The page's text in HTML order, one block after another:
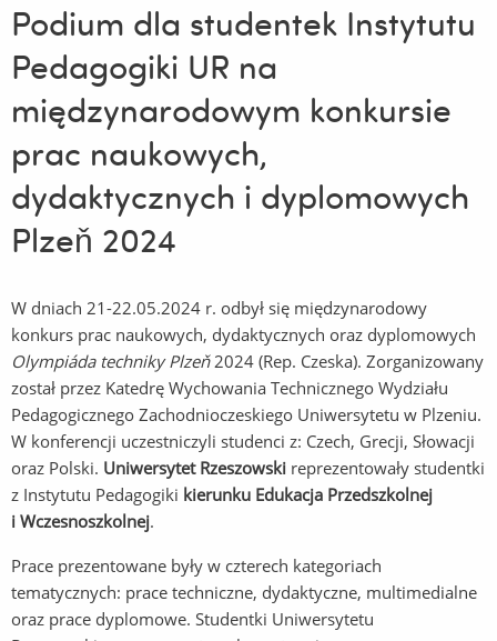
Podium dla studentek Instytutu
Pedagogiki UR na
międzynarodowym konkursie
prac naukowych,
dydaktycznych i dyplomowych
Plzeň 2024
W dniach 21-22.05.2024 r. odbył się międzynarodowy
konkurs prac naukowych, dydaktycznych oraz dyplomowych
Olympiáda techniky Plzeň2024 (Rep. Czeska). Zorganizowany
został przez Katedrę Wychowania Technicznego Wydziału
Pedagogicznego Zachodnioczeskiego Uniwersytetu w Plzeniu.
W konferencji uczestniczyli studenci z: Czech, Grecji, Słowacji
oraz Polski. Uniwersytet Rzeszowski reprezentowały studentki
z Instytutu Pedagogiki kierunku Edukacja Przedszkolnej
i Wczesnoszkolnej.
Prace prezentowane były w czterech kategoriach
tematycznych: prace techniczne, dydaktyczne, multimedialne
oraz prace dyplomowe. Studentki Uniwersytetu